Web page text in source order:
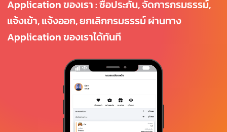
Application ของเรา : ซื้อประกัน, จัดการกรมธรรม์,
แจ้งเข้า, แจ้งออก, ยกเลิกกรมธรรม์ ผ่านทาง
Application ของเราได้ทันที